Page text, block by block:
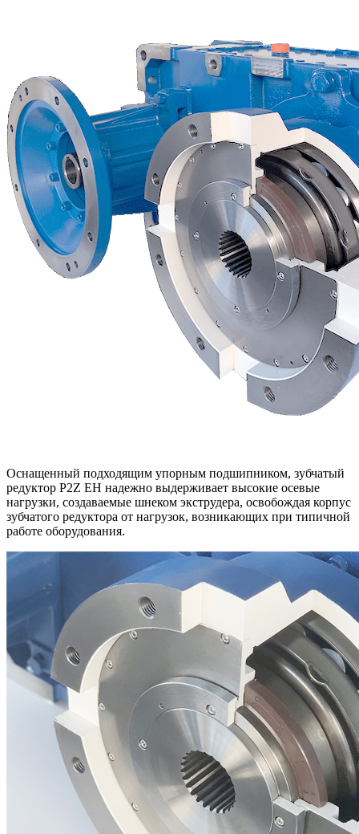
Оснащенный подходящим упорным подшипником, зубчатый
редуктор P2Z EH надежно выдерживает высокие осевые
нагрузки, создаваемые шнеком экструдера, освобождая корпус
зубчатого редуктора от нагрузок, возникающих при типичной
работе оборудования.